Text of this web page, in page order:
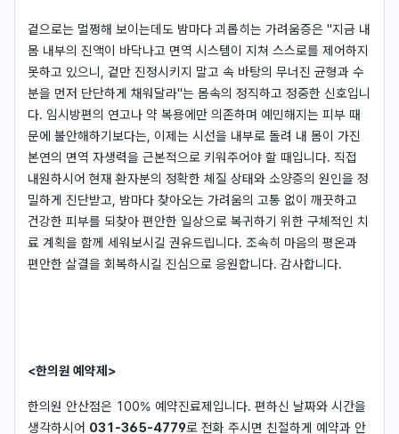
겉으로는 멀쩡해 보이는데도 밤마다 괴롭히는 가려움증은 "지금 내
몸 내부의 진액이 바닥나고 면역 시스템이 지쳐 스스로를 제어하지
못하고 있으니, 겉만 진정시키지 말고 속 바탕의 무너진 균형과 수
분을 먼저 단단하게 채워달라"는 몸속의 정직하고 정중한 신호입니
다. 임시방편의 연고나 약 복용에만 의존하며 예민해지는 피부 때
문에 불안해하기보다는, 이제는 시선을 내부로 돌려 내 몸이 가진
본연의 면역 자생력을 근본적으로 키워주어야 할 때입니다. 직접
내원하시어 현재 환자분의 정확한 체질 상태와 소양증의 원인을 정
밀하게 진단받고, 밤마다 찾아오는 가려움의 고통 없이 깨끗하고
건강한 피부를 되찾아 편안한 일상으로 복귀하기 위한 구체적인 치
료 계획을 함께 세워보시길 권유드립니다. 조속히 마음의 평온과
편안한 살결을 회복하시길 진심으로 응원합니다. 감사합니다.
<한의원 예약제>
한의원 안산점은 100% 예약진료제입니다. 편하신 날짜와 시간을
생각하시어 031-365-4779로 전화 주시면 친절하게 예약과 안